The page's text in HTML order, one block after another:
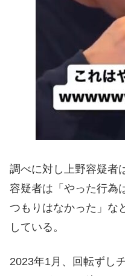
調べに対し上野容疑者
容疑者は「やった行為
つもりはなかった」な
している。
2023年1月、回転ずし